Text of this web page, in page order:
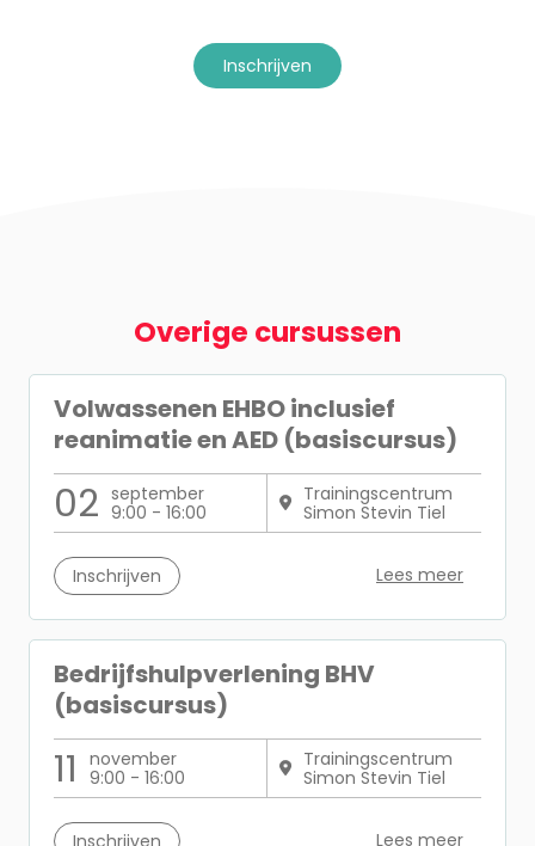
inschrijven
Overige cursussen
Volwassenen EHBO inclusief
reanimatie en AED (basiscursus)
02 september
9:00 - 16:00
Trainingscentrum
Simon Stevin Tiel
Inschrijven Lees meer
Bedrijfshulpverlening BHV
(basiscursus)
11
november
9:00 - 16:00
Trainingscentrum
Simon Stevin Tiel
Inschrijven Lees meer